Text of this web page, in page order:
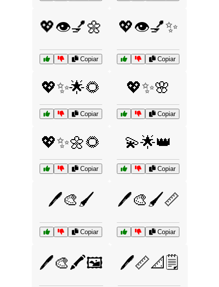
💖👁️💅🌼
Copiar
💖👁️💅✨
Copiar
💖✨🌟🌻
Copiar
💖✨🌸
Copiar
💖✨🌼🌻
Copiar
💫🌟👑
Copiar
🖊️🎨🖌️
Copiar
🖊️🎨🖌️📏
Copiar
🖊️🎨🖍️🖼️ 🖊️📏📐🗒️